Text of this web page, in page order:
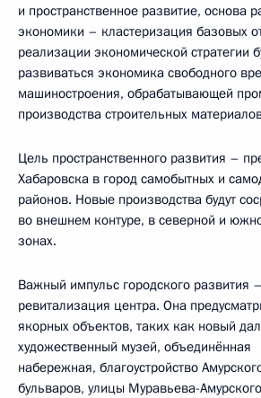
и пространственное развитие, основа
экономики – кластеризация базовых
реализации экономической стратегии
развиваться экономика свободного
машиностроения, обрабатывающей
производства строительных
Цель пространственного развития –
Хабаровска в город самобытных и
районов. Новые производства будут
во внешнем контуре, в северной и
зонах.
Важный импульс городского развития
ревитализация центра. Она
якорных объектов, таких как новый
художественный музей, объединённая
набережная, благоустройство
бульваров, улицы Муравьева-